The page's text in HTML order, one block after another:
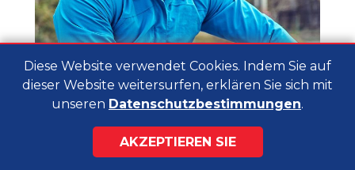
Diese Website verwendet Cookies. Indem Sie auf
dieser Website weitersurfen, erklären Sie sich mit
unseren Datenschutzbestimmungen.
AKZEPTIEREN SIE